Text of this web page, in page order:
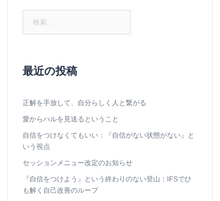
最近の投稿
正解を手放して、自分らしく人と繋がる
愛からハルを見送るということ
自信をつけなくてもいい：『自信がない状態がない』と
いう視点
セッションメニュー改定のお知らせ
『自信をつけよう』という終わりのない登山：IFSでひ
も解く自己改善のループ